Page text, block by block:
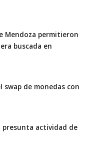
Mendoza permitieron
buscada en
swap de monedas con
presunta actividad de